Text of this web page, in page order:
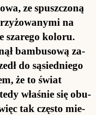
ze spusz­czoną
na
sza­rego ko­loru.
bam­bu­sową za­
do sąsied­niego
że to świat
wła­śnie się obu­
tak często mie­